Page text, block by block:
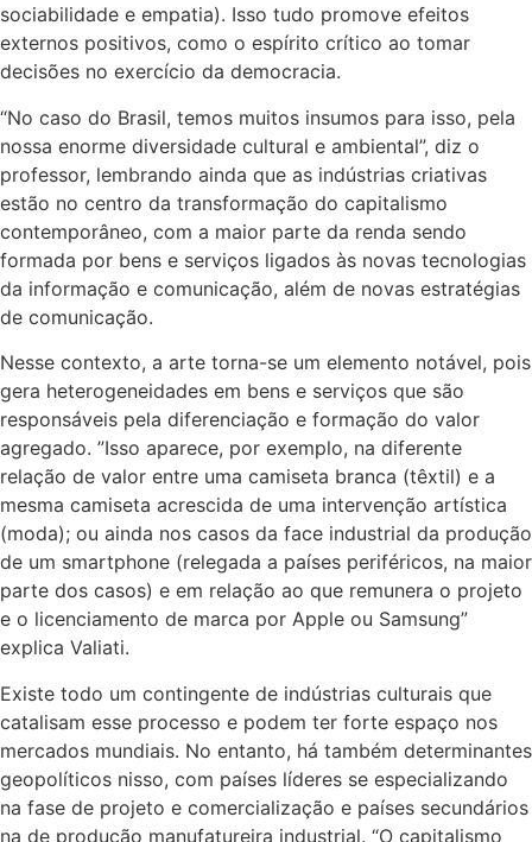
sociabilidade e empatia). Isso tudo promove efeitos
externos positivos, como o espírito crítico ao tomar
decisões no exercício da democracia.
“No caso do Brasil, temos muitos insumos para isso, pela
nossa enorme diversidade cultural e ambiental”, diz o
professor, lembrando ainda que as indústrias criativas
estão no centro da transformação do capitalismo
contemporâneo, com a maior parte da renda sendo
formada por bens e serviços ligados às novas tecnologias
da informação e comunicação, além de novas estratégias
de comunicação.
Nesse contexto, a arte torna-se um elemento notável, pois
gera heterogeneidades em bens e serviços que são
responsáveis pela diferenciação e formação do valor
agregado. ”Isso aparece, por exemplo, na diferente
relação de valor entre uma camiseta branca (têxtil) e a
mesma camiseta acrescida de uma intervenção artística
(moda); ou ainda nos casos da face industrial da produção
de um smartphone (relegada a países periféricos, na maior
parte dos casos) e em relação ao que remunera o projeto
e o licenciamento de marca por Apple ou Samsung”
explica Valiati.
Existe todo um contingente de indústrias culturais que
catalisam esse processo e podem ter forte espaço nos
mercados mundiais. No entanto, há também determinantes
geopolíticos nisso, com países líderes se especializando
na fase de projeto e comercialização e países secundários
na de produção manufatureira industrial. “O capitalismo